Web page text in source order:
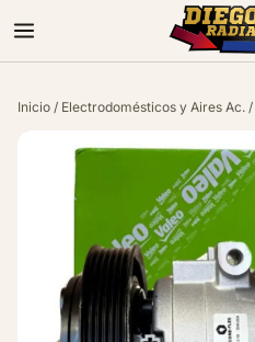
Inicio / Electrodomésticos y Aires Ac. /